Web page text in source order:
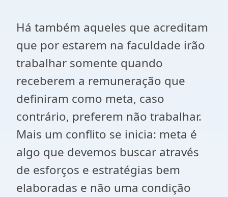
Há também aqueles que acreditam
que por estarem na faculdade irão
trabalhar somente quando
receberem a remuneração que
definiram como meta, caso
contrário, preferem não trabalhar.
Mais um conflito se inicia: meta é
algo que devemos buscar através
de esforços e estratégias bem
elaboradas e não uma condição